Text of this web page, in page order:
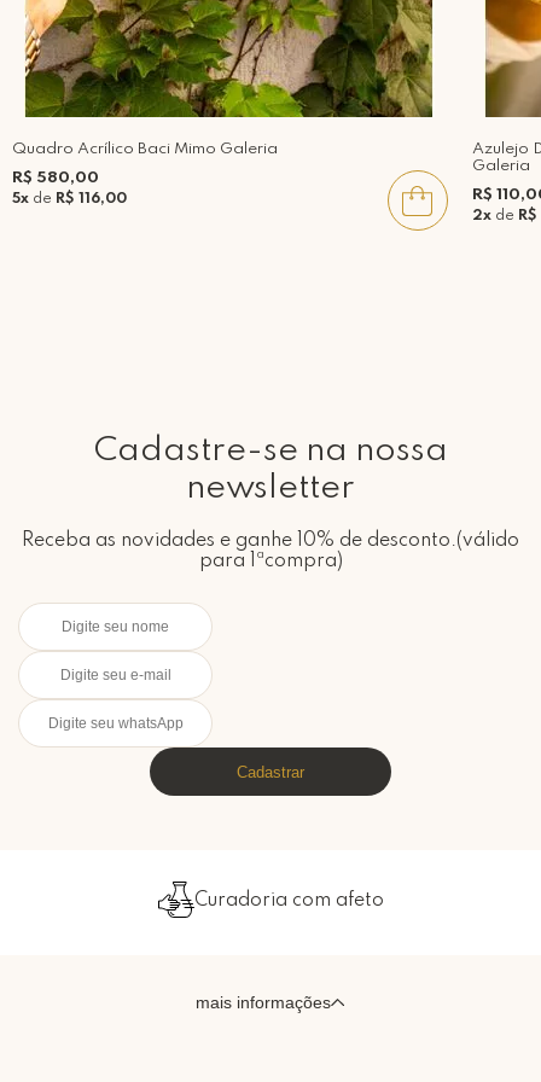
Quadro Acrílico Baci Mimo Galeria
R$ 580,00
5x de R$ 116,00
Azulejo
Galeria
R$
2xde
Cadastre-se na nossa
newsletter
Receba as novidades e ganhe 10% de desconto.(válido
para 1ªcompra)
Cadastrar
Curadoria com afeto
mais informações